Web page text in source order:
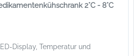
2°C - 8°C
Display, Temperatur und